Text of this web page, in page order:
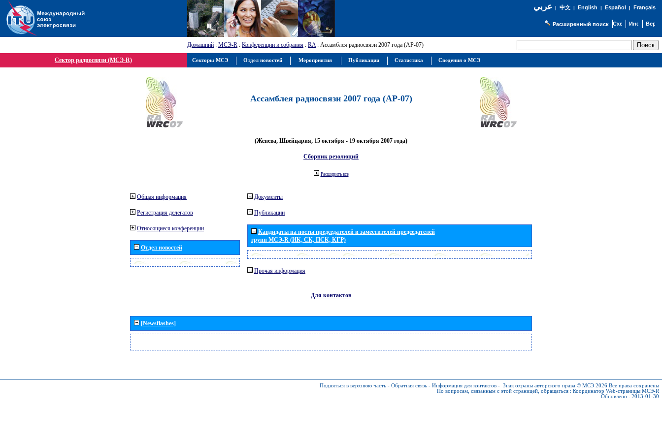
عربي| 中文| English | Español | Français
Расширенный поиск
Домашний : МСЭ-R : Конференции и собрания : RA: Ассамблея радиосвязи 2007 года (АР-07)
Сектор радиосвязи (МСЭ-R)
Ассамблея радиосвязи 2007 года (АР-07)
(Женева, Швейцария, 15 октября - 19 октября 2007 года)
Сборник резолюций
Расширить все
Общая информация
Регистрация делегатов
Относящиеся конференции
Отдел новостей
Документы
Публикации
Кандидаты на посты председателей и заместителей председателей
групп МСЭ-R (ИК, СК, ПСК, КГР)
Прочая информация
Для контактов
[Newsflashes]
Подняться в верхнюю часть - Обратная связь - Информация для контактов - Знак охраны авторского права © МСЭ 2026 Все права сохранены
По вопросам, связанным с этой страницей, обращаться : Координатор Web-страницы МСЭ-R
Обновлено : 2013-01-30
Секторы МСЭ Отдел новостей Мероприятия Публикации Статистика Сведения о МСЭ